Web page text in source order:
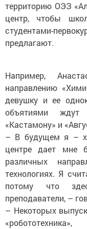
территорию ОЭЗ
центр, чтобы
студентами-
предлагают.
Например,
направлению
девушку и ее
объятиями
«Кастамону» и
– В будущем я –
центре дает мне
различных
технологиях. Я
потому что
преподаватели, –
– Некоторых